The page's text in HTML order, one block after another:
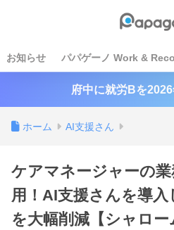
お知らせ パパゲーノ Work &
府中に就労Bを2026
ホーム AI支援さん
ケアマネージャーの
用！AI支援さんを導入
を大幅削減【シャロ